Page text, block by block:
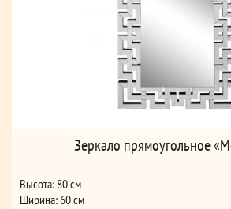
Зеркало прямоугольное
Высота: 80 см
Ширина: 60 см